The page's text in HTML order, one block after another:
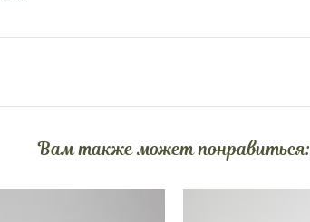
Вам также может понравиться: